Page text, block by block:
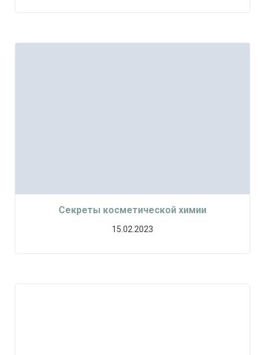
Секреты косметической химии
15.02.2023